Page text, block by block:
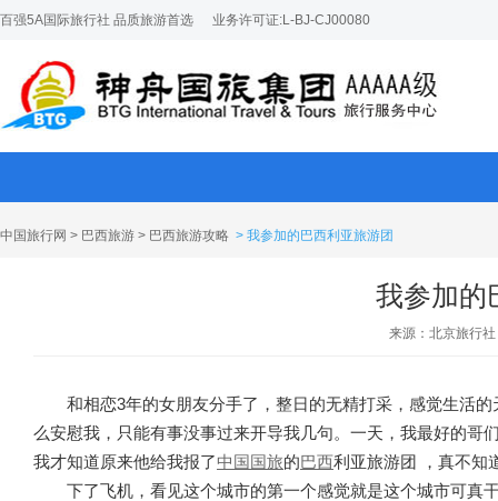
百强5A国际旅行社 品质旅游首选 业务许可证:L-BJ-CJ00080
中国旅行网 > 巴西旅游 > 巴西旅游攻略 > 我参加的巴西利亚旅游团
我参加的
来源：北京旅行社
和相恋3年的女朋友分手了，整日的无精打采，感觉生活
么安慰我，只能有事没事过来开导我几句。一天，我最好的哥
我才知道原来他给我报了中国国旅的巴西利亚旅游团 ，真不知
下了飞机，看见这个城市的第一个感觉就是这个城市可真